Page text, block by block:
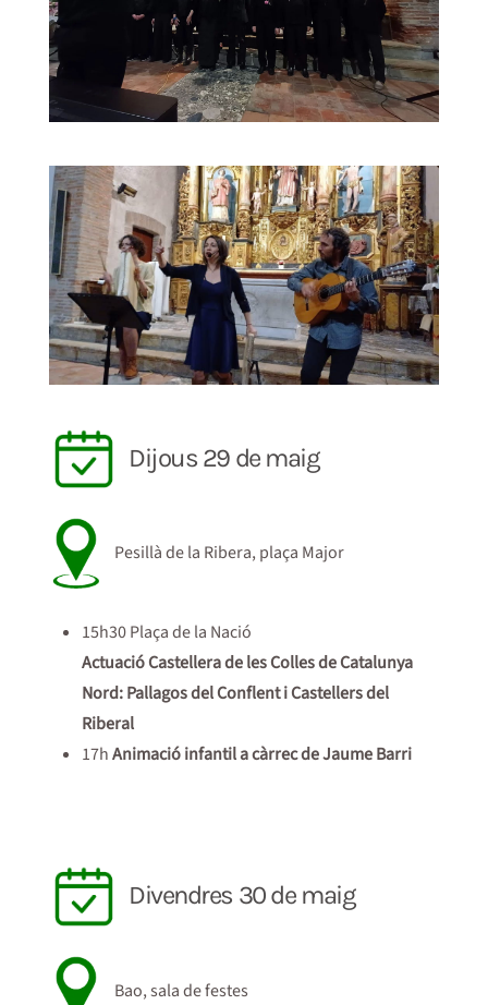
Dijous 29 de maig
Pesillà de la Ribera, plaça Major
15h30 Plaça de la Nació
Actuació Castellera de les Colles de Catalunya
Nord: Pallagos del Conflent i Castellers del
Riberal
17hAnimació infantil a càrrec de Jaume Barri
Divendres 30 de maig
Bao, sala de festes